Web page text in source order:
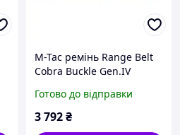
M-Tac ремінь Range Belt
Cobra Buckle Gen.IV
тактичний
Готово до відправки
3 792₴